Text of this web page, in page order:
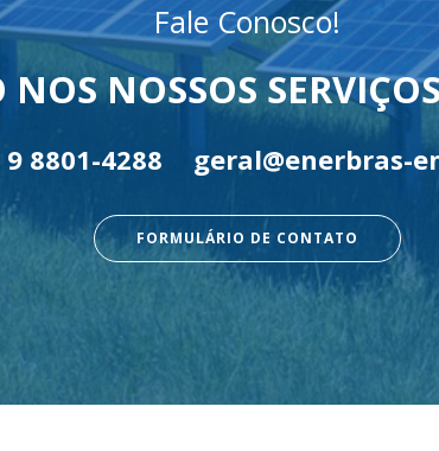
Fale Conosco!
NOS NOSSOS
9 8801-4288 geral@enerbras-
FORMULÁRIO DE CONTATO